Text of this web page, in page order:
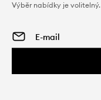
Výběr nabídky je volitelný.